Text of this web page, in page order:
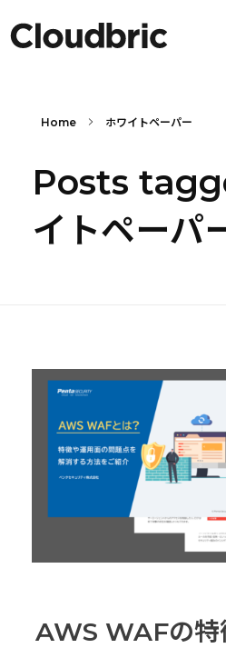
Home ホワイトペーパー
Posts
イトペーパ
AWS WAFの特